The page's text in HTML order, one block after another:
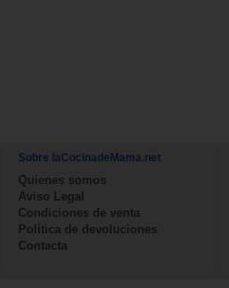
Sobre laCocinadeMama.net
Quienes somos
Aviso Legal
Condiciones de venta
Política de devoluciones
Contacta